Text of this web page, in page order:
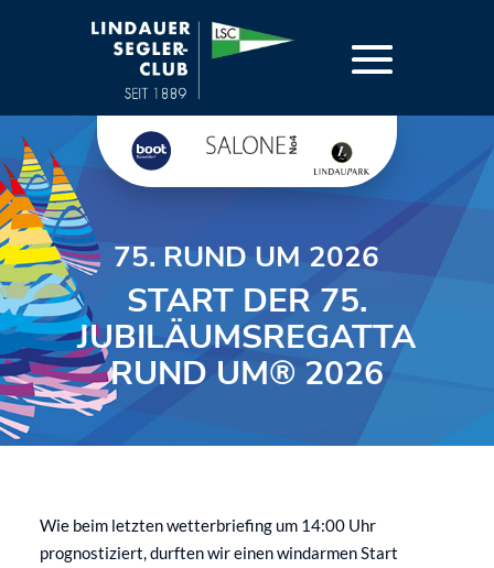
75. RUND UM 2026
START DER 75.
JUBILÄUMSREGATTA
RUND UM® 2026
Wie beim letzten wetterbriefing um 14:00 Uhr
prognostiziert, durften wir einen windarmen Start